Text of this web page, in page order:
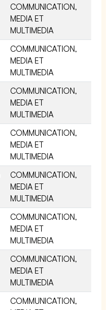
COMMUNICATION,
MEDIA ET
MULTIMEDIA
COMMUNICATION,
MEDIA ET
MULTIMEDIA
COMMUNICATION,
MEDIA ET
MULTIMEDIA
COMMUNICATION,
MEDIA ET
MULTIMEDIA
COMMUNICATION,
MEDIA ET
MULTIMEDIA
COMMUNICATION,
MEDIA ET
MULTIMEDIA
COMMUNICATION,
MEDIA ET
MULTIMEDIA
COMMUNICATION,